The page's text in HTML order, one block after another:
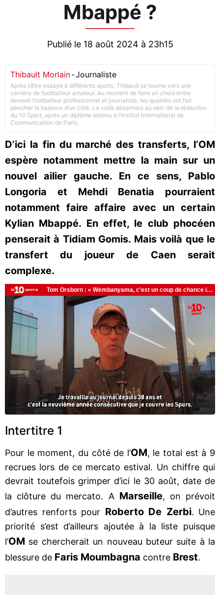
Mbappé ?
Publié le 18 août 2024 à 23h15
Thibault Morlain-Journaliste
Après s’être essayé à différents sports, Thibault se tourne vers une
carrière de footballeur amateur. Au moment de faire un choix entre
devenir footballeur professionnel et journaliste, les qualités ont fait
pencher la balance d’un côté. Le voilà désormais au sein de la rédaction
du 10 Sport, après un diplôme obtenu à l’Institut International de
Communication de Paris.
D’ici la fin du marché des transferts, l’OM
espère notamment mettre la main sur un
nouvel ailier gauche. En ce sens, Pablo
Longoria et Mehdi Benatia pourraient
notamment faire affaire avec un certain
Kylian Mbappé. En effet, le club phocéen
penserait à Tidiam Gomis. Mais voilà que le
transfert du joueur de Caen serait
complexe.
Intertitre 1
Pour le moment, du côté de l’OM, le total est à 9
recrues lors de ce mercato estival. Un chiffre qui
devrait toutefois grimper d’ici le 30 août, date de
la clôture du mercato. A Marseille, on prévoit
d’autres renforts pour Roberto De Zerbi. Une
priorité s’est d’ailleurs ajoutée à la liste puisque
l’OM se chercherait un nouveau buteur suite à la
blessure de Faris Moumbagna contre Brest.